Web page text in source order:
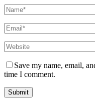
Save my name, email,
time I comment.